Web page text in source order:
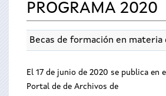
PROGRAMA 2020
Becas de formación en materia
El 17 de junio de 2020 se publica en
Portal de de Archivos de